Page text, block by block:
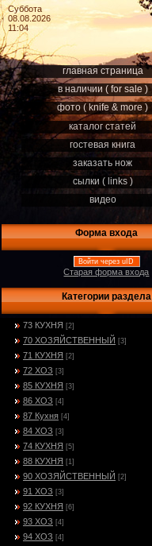
Суббота
08.08.2026
11:04
главная страница
в наличии ( for sale )
фото ( knife & more )
каталог статей
гостевая книга
заказать нож
сылки ( links )
видео
Форма входа
Войти через uID
Старая форма входа
Категории раздела
73 КУХНЯ [2]
70 ХОЗЯЙСТВЕННЫЙ [3]
71 КУХНЯ [2]
72 ХОЗ [3]
85 КУХНЯ [3]
86 ХОЗ [4]
87 Кухня [4]
84 ХОЗ [3]
74 КУХНЯ [5]
88 КУХНЯ [1]
90 ХОЗЯЙСТВЕННЫЙ [2]
91 ХОЗ [3]
92 КУХНЯ [6]
93 ХОЗ [4]
94 ХОЗ [4]